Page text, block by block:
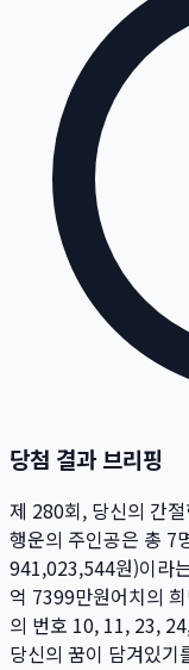
당첨 결과 브리핑
제 280회, 당신의 간
행운의 주인공은 총 7
941,023,544원)이라
억 7399만원어치의
의 번호 10, 11, 23,
당신의 꿈이 담겨있기